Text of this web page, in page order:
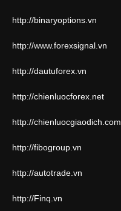
http://binaryoptions.vn
http://www.forexsignal.vn
http://dautuforex.vn
http://chienluocforex.net
http://chienluocgiaodich.com
http://fibogroup.vn
http://autotrade.vn
http://Finq.vn